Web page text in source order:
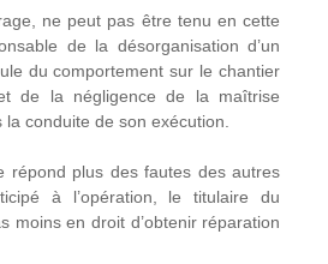
ne peut pas être tenu en cette
de la désorganisation d’un
du comportement sur le chantier
de la négligence de la maîtrise
conduite de son exécution.
répond plus des fautes des autres
à l’opération, le titulaire du
moins en droit d’obtenir réparation